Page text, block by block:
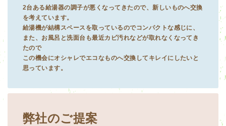
2台ある給湯器の調子が悪くなってきたので、新しいものへ交換
を考えています。
給湯機が結構スペースを取っているのでコンパクトな感じに、
また、お風呂と洗面台も最近カビ汚れなどが取れなくなってき
たので
この機会にオシャレでエコなものへ交換してキレイにしたいと
思っています。
弊社のご提案